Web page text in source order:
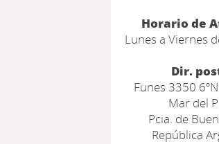
Horario de
Lunes a Viernes
Dir.
Funes 3350
Mar del
Pcia. de
República